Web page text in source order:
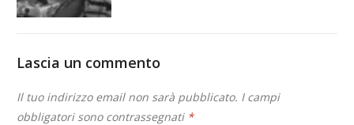
Lascia un commento
Il tuo indirizzo email non sarà pubblicato. I campi
obbligatori sono contrassegnati *